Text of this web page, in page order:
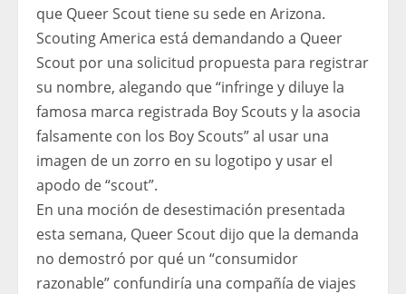
que Queer Scout tiene su sede en Arizona.
Scouting America está demandando a Queer
Scout por una solicitud propuesta para registrar
su nombre, alegando que “infringe y diluye la
famosa marca registrada Boy Scouts y la asocia
falsamente con los Boy Scouts” al usar una
imagen de un zorro en su logotipo y usar el
apodo de “scout”.
En una moción de desestimación presentada
esta semana, Queer Scout dijo que la demanda
no demostró por qué un “consumidor
razonable” confundiría una compañía de viajes